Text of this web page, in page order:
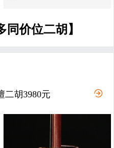
同价位二胡】
二胡3980元